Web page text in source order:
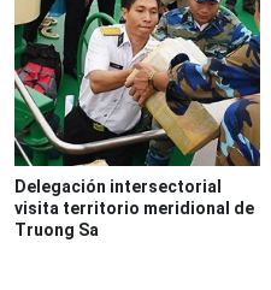
Delegación intersectorial
visita territorio meridional de
Truong Sa